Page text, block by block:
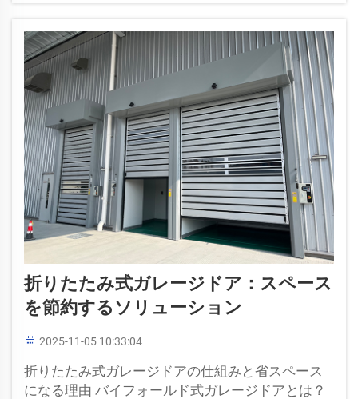
うにします。...
折りたたみ式ガレージドア：スペース
を節約するソリューション
2025-11-05 10:33:04
折りたたみ式ガレージドアの仕組みと省スペース
になる理由 バイフォールド式ガレージドアとは？